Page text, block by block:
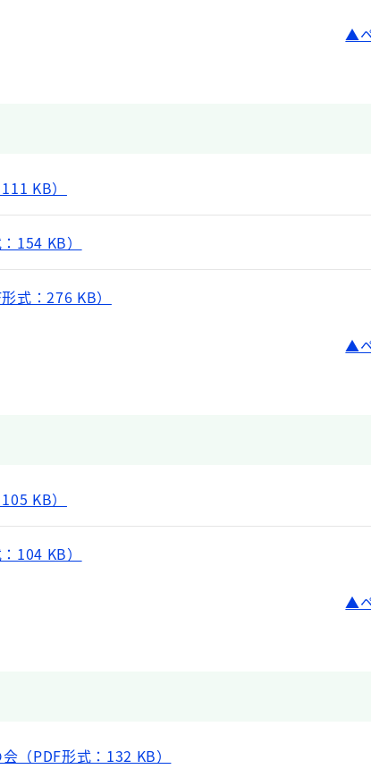
KB）
154 KB）
式：276 KB）
KB）
104 KB）
（PDF形式：132 KB）